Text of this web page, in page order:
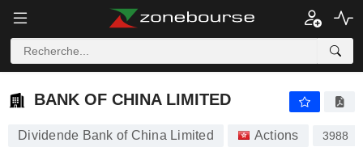
BANK OF CHINA LIMITED
BANK OF CHINA LIMITED
Dividende Bank of China Limited Actions 3988